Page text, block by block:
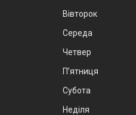
Вівторок
Середа
Четвер
Пʼятниця
Субота
Неділя